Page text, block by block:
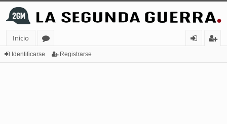
Inicio
or
Identificarse Registrarse